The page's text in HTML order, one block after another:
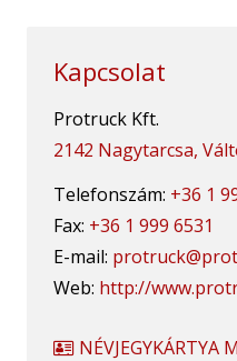
Kapcsolat
Protruck Kft.
2142 Nagytarcsa,
Telefonszám: +36 1
Fax: +36 1 999 6531
E-mail:
Web: http://
NÉVJEGYKÁRTYA